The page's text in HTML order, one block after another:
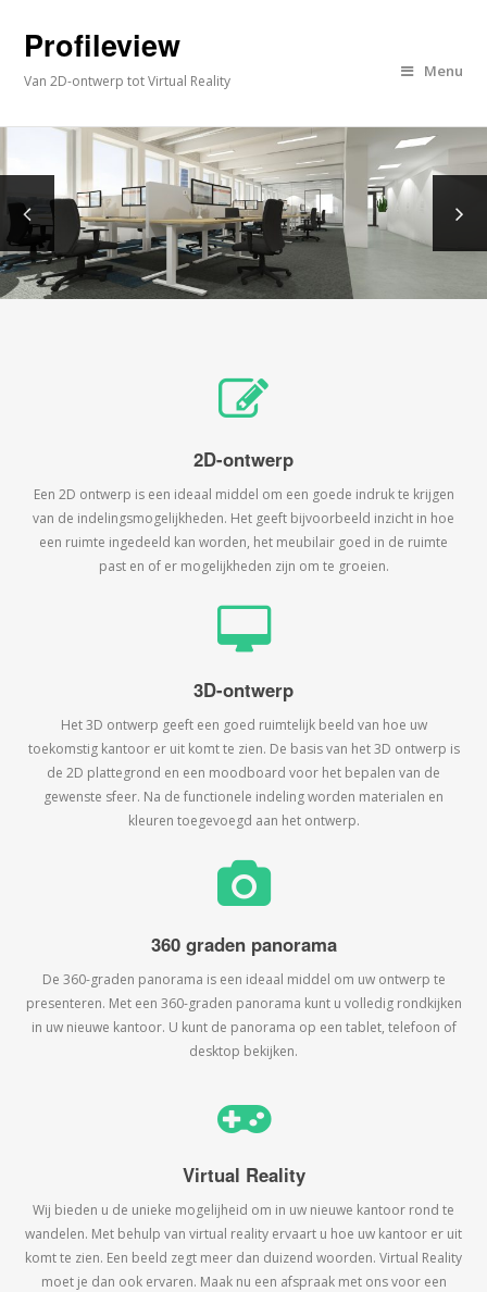
Profileview
Van 2D-ontwerp tot Virtual Reality
Menu
2D-ontwerp
Een 2D ontwerp is een ideaal middel om een goede indruk te krijgen
van de indelingsmogelijkheden. Het geeft bijvoorbeeld inzicht in hoe
een ruimte ingedeeld kan worden, het meubilair goed in de ruimte
past en of er mogelijkheden zijn om te groeien.
3D-ontwerp
Het 3D ontwerp geeft een goed ruimtelijk beeld van hoe uw
toekomstig kantoor er uit komt te zien. De basis van het 3D ontwerp is
de 2D plattegrond en een moodboard voor het bepalen van de
gewenste sfeer. Na de functionele indeling worden materialen en
kleuren toegevoegd aan het ontwerp.
360 graden panorama
De 360-graden panorama is een ideaal middel om uw ontwerp te
presenteren. Met een 360-graden panorama kunt u volledig rondkijken
in uw nieuwe kantoor. U kunt de panorama op een tablet, telefoon of
desktop bekijken.
Virtual Reality
Wij bieden u de unieke mogelijheid om in uw nieuwe kantoor rond te
wandelen. Met behulp van virtual reality ervaart u hoe uw kantoor er uit
komt te zien. Een beeld zegt meer dan duizend woorden. Virtual Reality
moet je dan ook ervaren. Maak nu een afspraak met ons voor een